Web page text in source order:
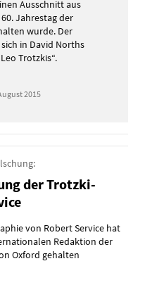
Ausschnitt aus
Jahrestag der
wurde. Der
in David Norths
Trotzkis“.
2015
der Trotzki-
von Robert Service hat
Redaktion der
Oxford gehalten